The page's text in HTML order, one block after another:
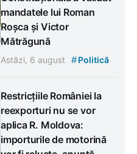
mandatele lui Roman
Roșca și Victor
Mătrăgună
Astăzi, 6 august #Politică
Restricțiile României la
reexporturi nu se vor
aplica R. Moldova:
importurile de motorină